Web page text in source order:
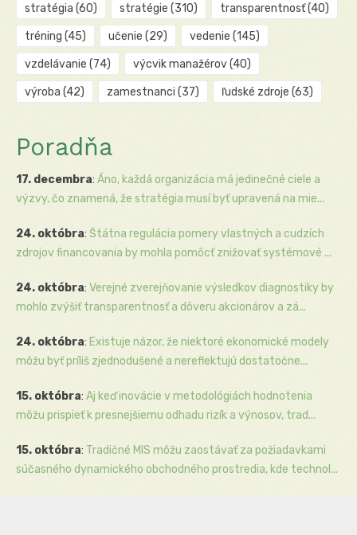
stratégia (60) stratégie (310) transparentnosť(40)
tréning (45) učenie (29) vedenie (145)
vzdelávanie (74) výcvik manažérov(40)
výroba (42) zamestnanci (37) ľudské zdroje (63)
Poradňa
17. decembra: Áno, každá organizácia má jedinečné ciele a
výzvy, čo znamená, že stratégia musí byť upravená na mie...
24. októbra: Štátna regulácia pomery vlastných a cudzích
zdrojov financovania by mohla pomôcť znižovať systémové ...
24. októbra: Verejné zverejňovanie výsledkov diagnostiky by
mohlo zvýšiť transparentnosť a dôveru akcionárov a zá...
24. októbra: Existuje názor, že niektoré ekonomické modely
môžu byť príliš zjednodušené a nereflektujú dostatočne...
15. októbra: Aj keď inovácie v metodológiách hodnotenia
môžu prispieť k presnejšiemu odhadu rizík a výnosov, trad...
15. októbra: Tradičné MIS môžu zaostávať za požiadavkami
súčasného dynamického obchodného prostredia, kde technol...